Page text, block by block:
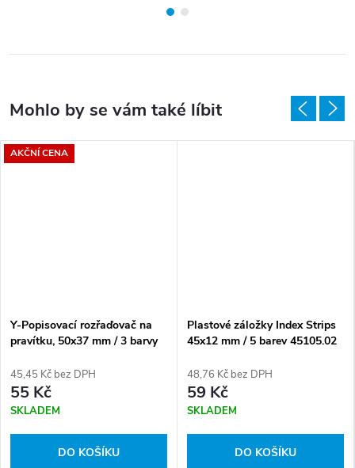
AKČNÍ CENA
Y-Popisovací rozřaďovač na
pravítku, 50x37 mm / 3 barvy
45,45 Kč bez DPH
55 Kč
SKLADEM
DO KOŠÍKU
Plastové záložky Index Strips
45x12 mm / 5 barev 45105.02
48,76 Kč bez DPH
59 Kč
SKLADEM
DO KOŠÍKU